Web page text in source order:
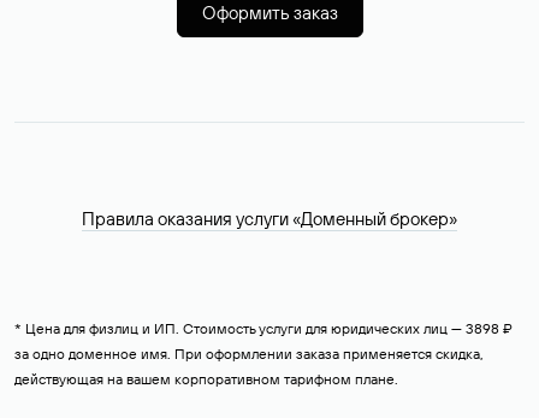
Оформить заказ
Правила оказания услуги «Доменный брокер»
* Цена для физлиц и ИП. Стоимость услуги для юридических лиц — 3898 ₽
за одно доменное имя. При оформлении заказа применяется скидка,
действующая на вашем корпоративном тарифном плане.